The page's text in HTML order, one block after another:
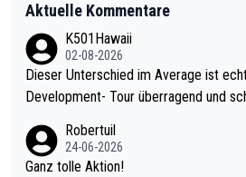
Aktuelle Kommentare
K501Hawaii
02-08-2026
Dieser Unterschied im Average ist echt krass!
Development- Tour überragend und
mal 40+ erst recht. Da gewinnst keinen Blumentopf - ist ja noc
h krasser wie ein Pokalspiel eines Kreisligisten vs einem Bund
Robertuil
24-06-2026
Ganz tolle Aktion!